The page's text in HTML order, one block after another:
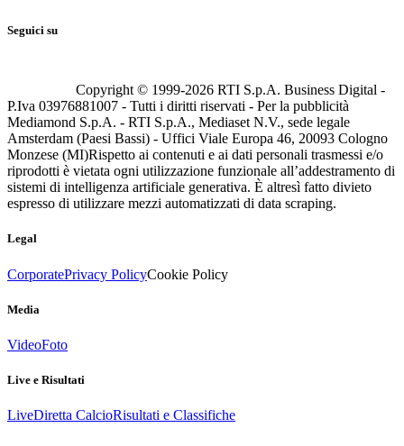
Seguici su
Copyright © 1999-2026 RTI S.p.A. Business Digital -
P.Iva 03976881007 - Tutti i diritti riservati - Per la pubblicità
Mediamond S.p.A. - RTI S.p.A., Mediaset N.V., sede legale
Amsterdam (Paesi Bassi) - Uffici Viale Europa 46, 20093 Cologno
Monzese (MI)Rispetto ai contenuti e ai dati personali trasmessi e/o
riprodotti è vietata ogni utilizzazione funzionale all’addestramento di
sistemi di intelligenza artificiale generativa. È altresì fatto divieto
espresso di utilizzare mezzi automatizzati di data scraping.
Legal
CorporatePrivacy PolicyCookie Policy
Media
VideoFoto
Live e Risultati
LiveDiretta CalcioRisultati e Classifiche